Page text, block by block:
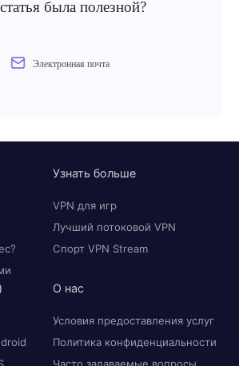
была полезной?
Электронная почта
Узнать больше
VPN для игр
Лучший потоковой VPN
Спорт VPN Stream
О нас
Условия предоставления услуг
Политика конфиденциальности